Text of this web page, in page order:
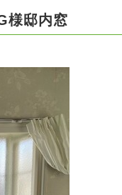
様邸内窓